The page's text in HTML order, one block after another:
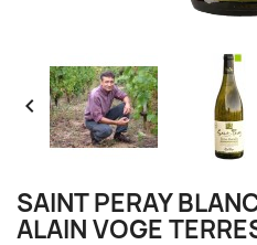

SAINT PERAY
ALAIN VOGE